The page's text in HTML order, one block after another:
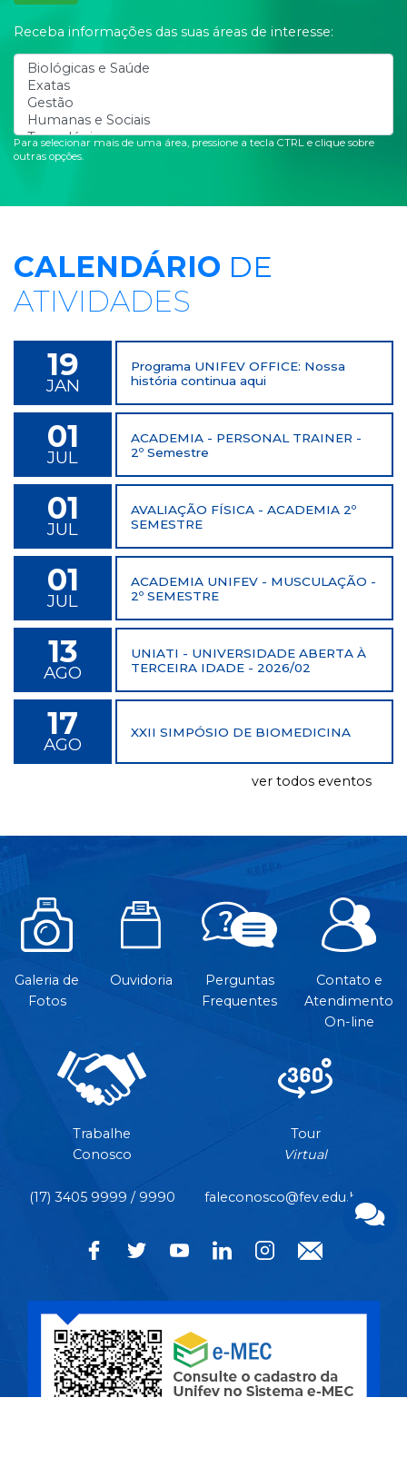
Receba informações das suas áreas de interesse:
Para selecionar mais de uma área, pressione a tecla CTRL e clique sobre
outras opções.
CALENDÁRIO DE
ATIVIDADES
19
JAN
Programa UNIFEV OFFICE: Nossa
história continua aqui
01
JUL
ACADEMIA - PERSONAL TRAINER -
2º Semestre
01
JUL
AVALIAÇÃO FÍSICA - ACADEMIA 2º
SEMESTRE
01
JUL
ACADEMIA UNIFEV - MUSCULAÇÃO -
2º SEMESTRE
13
AGO
UNIATI - UNIVERSIDADE ABERTA À
TERCEIRA IDADE - 2026/02
17
AGO
XXII SIMPÓSIO DE BIOMEDICINA
ver todos eventos
Galeria de
Fotos
Ouvidoria
Perguntas
Frequentes
Contato e
Atendimento
On-line
Trabalhe
Conosco
Tour
Virtual
(17) 3405 9999 / 9990 faleconosco@fev.edu.br